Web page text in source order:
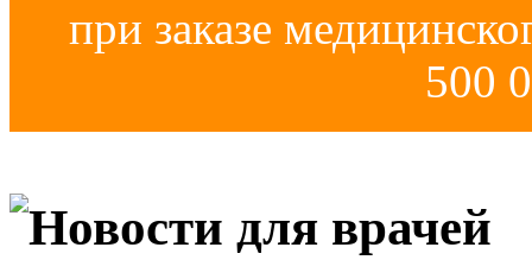
при заказе
500
Новости для врачей